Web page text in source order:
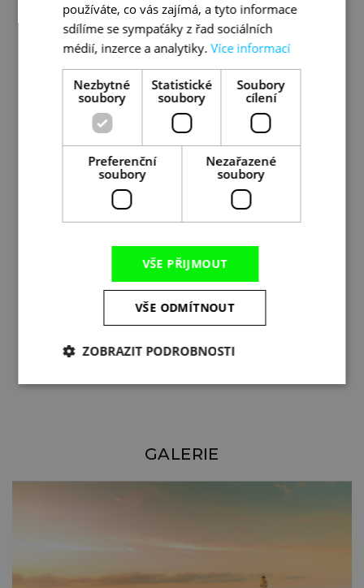
změněno.
Minimální počet účastníků: 15.
Dostupnost a aktuální ceny fakultativních
výletů kupovaných v destinaci budou
potvrzeny průvodcem v průběhu vašeho
zájezdu.
NÁROČNOST 🥾🥾
Jedná se o pohodovější
středně těžkou
. Všechny túry vedou po turistických
Tip: podmínkou účasti je vhodná obuv
uzpůsobená pro turistiku – optimální je lehká
treková bota s dobrou podrážkou. Vhodné jsou
i trekové hole a odpovídající sportovní oblečení.
GALERIE
používáte, co vás zajímá, a tyto informace
sdílíme se sympaťáky z řad sociálních
médií, inzerce a analytiky. Více informací
Nezbytné
soubory
Statistické
soubory
Soubory
cílení
Preferenční
soubory
Nezařazené
soubory
VŠE PŘIJMOUT
VŠE ODMÍTNOUT
ZOBRAZIT PODROBNOSTI